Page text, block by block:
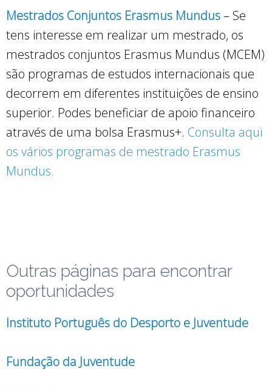
Mestrados Conjuntos Erasmus Mundus– Se
tens interesse em realizar um mestrado, os
mestrados conjuntos Erasmus Mundus (MCEM)
são programas de estudos internacionais que
decorrem em diferentes instituições de ensino
superior. Podes beneficiar de apoio financeiro
através de uma bolsa Erasmus+. Consulta aqui
os vários programas de mestrado Erasmus
Mundus.
Outras páginas para encontrar
oportunidades
Instituto Português do Desporto e Juventude
Fundação da Juventude